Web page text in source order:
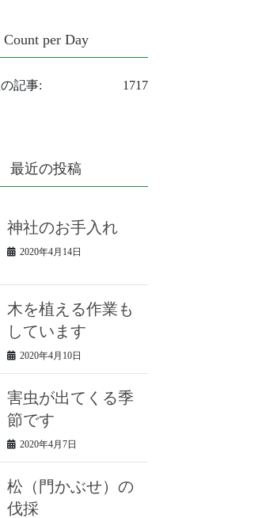
Count per Day
1717
記事:
最近の投稿
神社のお手入れ
2020年4月14日
木を植える作業も
しています
2020年4月10日
害虫が出てくる季
節です
2020年4月7日
松（門かぶせ）の
伐採